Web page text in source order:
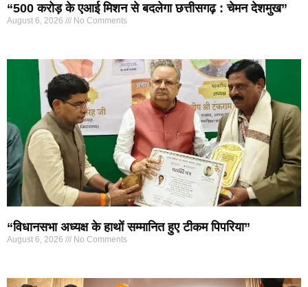
“500 करोड़ के एआई मिशन से बदलेगा छत्तीसगढ़ : चेमन देशमुख”
August 6, 2026 No Comments
“विधानसभा अध्यक्ष के हाथों सम्मानित हुए टीकम पिपरिया”
August 6, 2026 No Comments